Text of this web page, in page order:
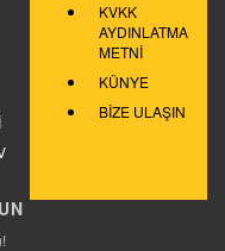
KVKK
AYDINLATMA
METNİ
KÜNYE
BİZE ULAŞIN